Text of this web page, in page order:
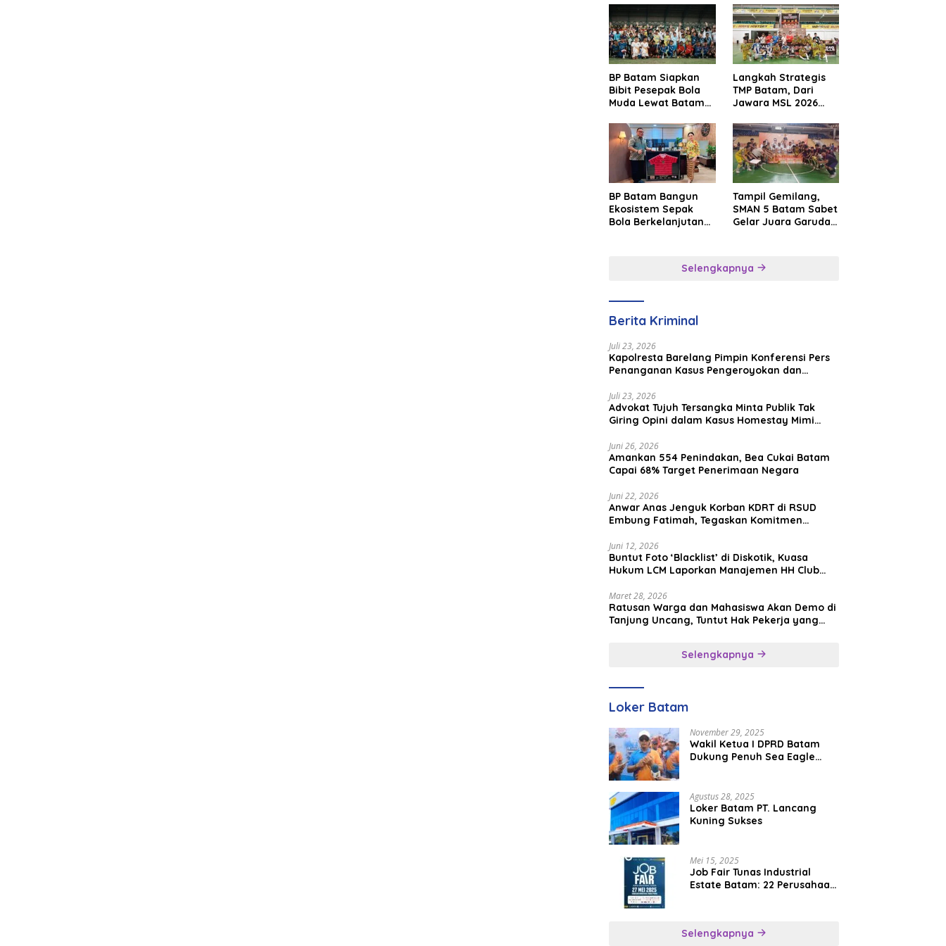
BP Batam Siapkan
Bibit Pesepak Bola
Muda Lewat Batam
Grassroot Football
Festival 2026
Langkah Strategis
TMP Batam, Dari
Jawara MSL 2026
Internasional
BP Batam Bangun
Ekosistem Sepak
Bola Berkelanjutan
Tampil Gemilang,
SMAN 5 Batam Sabet
Gelar Juara Garuda
Selengkapnya
Berita Kriminal
Juli 23, 2026
Kapolresta Barelang Pimpin Konferensi Pers
Penanganan Kasus Pengeroyokan dan
Juli 23, 2026
Advokat Tujuh Tersangka Minta Publik Tak
Giring Opini dalam Kasus Homestay Mimi
Juni 26, 2026
Amankan 554 Penindakan, Bea Cukai Batam
Capai 68% Target Penerimaan Negara
Juni 22, 2026
Anwar Anas Jenguk Korban KDRT di RSUD
Embung Fatimah, Tegaskan Komitmen
Juni 12, 2026
Buntut Foto ‘Blacklist’ di Diskotik, Kuasa
Hukum LCM Laporkan Manajemen HH Club
Maret 28, 2026
Ratusan Warga dan Mahasiswa Akan Demo di
Tanjung Uncang, Tuntut Hak Pekerja yang
Selengkapnya
Loker Batam
November 29, 2025
Wakil Ketua I DPRD Batam
Dukung Penuh Sea Eagle
Agustus 28, 2025
Loker Batam PT. Lancang
Kuning Sukses
Mei 15, 2025
Job Fair Tunas Industrial
Estate Batam: 22 Perusahaan
Selengkapnya